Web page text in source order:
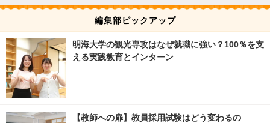
編集部ピックアップ
明海大学の観光専攻はなぜ就職に強い？100％を支
える実践教育とインターン
【教師への扉】教員採用試験はどう変わるの